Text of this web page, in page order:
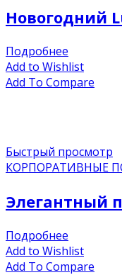
Новогодний
Подробнее
Add to Wishlist
Add To Compare
Быстрый просмотр
КОРПОРАТИВНЫЕ
Элегантный
Подробнее
Add to Wishlist
Add To Compare